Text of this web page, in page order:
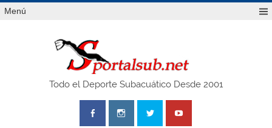
Saltar
alMenú
Todo el Deporte Subacuático Desde 2001